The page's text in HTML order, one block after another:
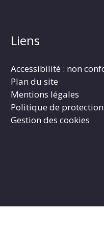
Liens
Accessibilité : non
Plan du site
Mentions légales
Politique de
Gestion des cookies